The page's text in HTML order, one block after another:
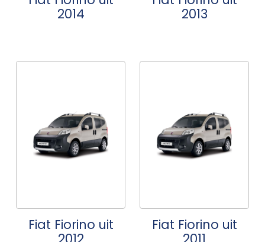
2014
2013
Fiat Fiorino uit
Fiat Fiorino uit